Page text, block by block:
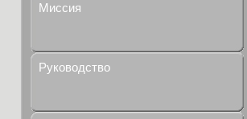
Миссия
Руководство